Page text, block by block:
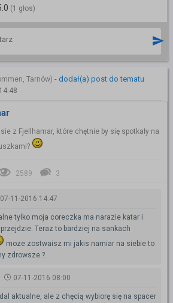
(1 głos)
Tarnów) - dodał(a) post do tematu
z Fjellhamar, które chętnie by się spotkały na
2589 3
07-11-2016 14:47
tylko moja coreczka ma narazie katar i
Teraz to bardziej na sankach
moze zostwaisz mi jakis namiar na siebie to
zdrowsze ?
07-11-2016 08:00
aktualne, ale z chęcią wybiorę się na spacer